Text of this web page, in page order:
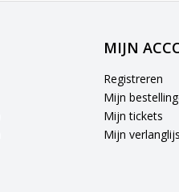
MIJN
Registreren
Mijn
Mijn tickets
Mijn